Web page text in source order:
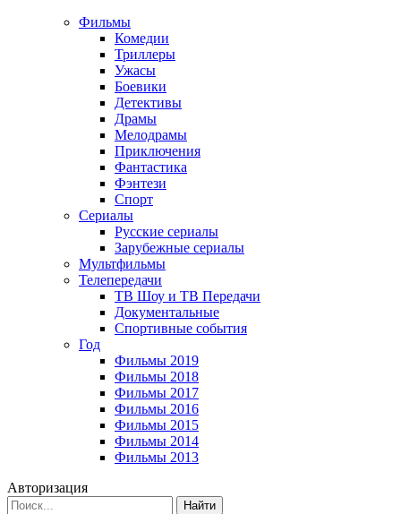
Фильмы
Комедии
Триллеры
Ужасы
Боевики
Детективы
Драмы
Мелодрамы
Приключения
Фантастика
Фэнтези
Спорт
Сериалы
Русские сериалы
Зарубежные сериалы
Мультфильмы
Телепередачи
ТВ Шоу и ТВ Передачи
Документальные
Спортивные события
Год
Фильмы 2019
Фильмы 2018
Фильмы 2017
Фильмы 2016
Фильмы 2015
Фильмы 2014
Фильмы 2013
Авторизация
Найти